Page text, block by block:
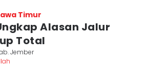
Timur
Alasan Jalur
Total
Jember